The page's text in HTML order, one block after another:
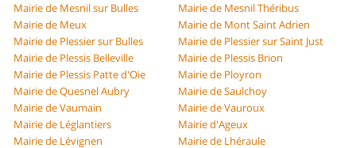
Mairie de Mesnil sur Bulles
Mairie de Mesnil Théribus
Mairie de Meux
Mairie de Mont Saint Adrien
Mairie de Plessier sur Bulles
Mairie de Plessier sur Saint Just
Mairie de Plessis Belleville
Mairie de Plessis Brion
Mairie de Plessis Patte d'Oie
Mairie de Ployron
Mairie de Quesnel Aubry
Mairie de Saulchoy
Mairie de Vaumain
Mairie de Vauroux
Mairie de Léglantiers
Mairie d'Ageux
Mairie de Lévignen
Mairie de Lhéraule